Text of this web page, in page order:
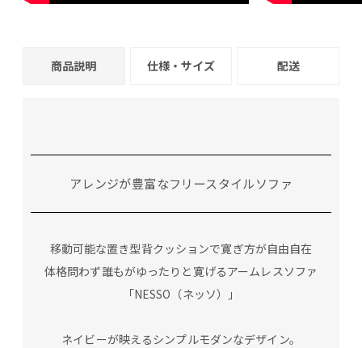
商品説明 仕様・サイズ 配送
アレンジが豊富なフリースタイルソファ
移動可能な置き型背クッションで寛ぎ方が自由自在
体格問わず誰もがゆったりと寛げるアームレスソファ
「NESSO（ネッソ）」
ネイビーが映えるシンプルモダンなデザイン。